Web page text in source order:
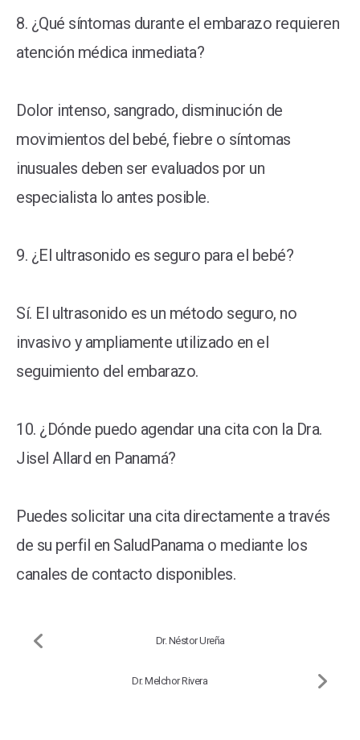
8. ¿Qué síntomas durante el embarazo requieren
atención médica inmediata?
Dolor intenso, sangrado, disminución de
movimientos del bebé, fiebre o síntomas
inusuales deben ser evaluados por un
especialista lo antes posible.
9. ¿El ultrasonido es seguro para el bebé?
Sí. El ultrasonido es un método seguro, no
invasivo y ampliamente utilizado en el
seguimiento del embarazo.
10. ¿Dónde puedo agendar una cita con la Dra.
Jisel Allard en Panamá?
Puedes solicitar una cita directamente a través
de su perfil en SaludPanama o mediante los
canales de contacto disponibles.
Dr. Néstor Ureña
Dr. Melchor Rivera